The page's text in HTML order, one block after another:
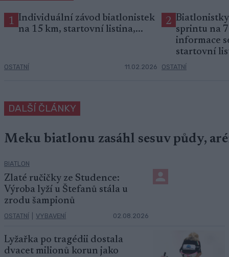
1 Individuální závod biatlonistek
na 15 km, startovní listina,...
OSTATNÍ 11.02.2026
2
sprintu na
informace
startovní
OSTATNÍ
DALŠÍ ČLÁNKY
Meku biatlonu zasáhl sesuv půdy,
BIATLON
Zlaté ručičky ze Studence:
Výroba lyží u Štefanů stála u
zrodu šampionů
OSTATNÍ VYBAVENÍ 02.08.2026
Lyžařka po tragédii dostala
dvacet milionů korun jako